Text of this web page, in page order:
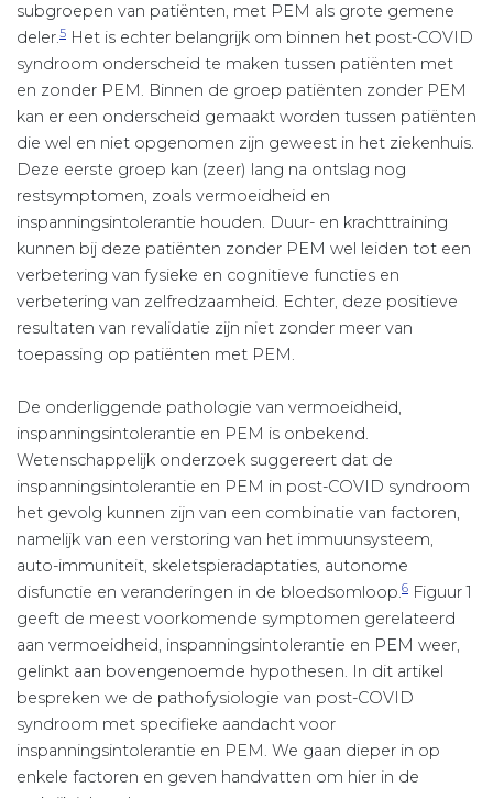
subgroepen van patiënten, met PEM als grote gemene
deler.5 Het is echter belangrijk om binnen het post-COVID
syndroom onderscheid te maken tussen patiënten met
en zonder PEM. Binnen de groep patiënten zonder PEM
kan er een onderscheid gemaakt worden tussen patiënten
die wel en niet opgenomen zijn geweest in het ziekenhuis.
Deze eerste groep kan (zeer) lang na ontslag nog
restsymptomen, zoals vermoeidheid en
inspanningsintolerantie houden. Duur- en krachttraining
kunnen bij deze patiënten zonder PEM wel leiden tot een
verbetering van fysieke en cognitieve functies en
verbetering van zelfredzaamheid. Echter, deze positieve
resultaten van revalidatie zijn niet zonder meer van
toepassing op patiënten met PEM.
De onderliggende pathologie van vermoeidheid,
inspanningsintolerantie en PEM is onbekend.
Wetenschappelijk onderzoek suggereert dat de
inspanningsintolerantie en PEM in post-COVID syndroom
het gevolg kunnen zijn van een combinatie van factoren,
namelijk van een verstoring van het immuunsysteem,
auto-immuniteit, skeletspieradaptaties, autonome
disfunctie en veranderingen in de bloedsomloop.6 Figuur 1
geeft de meest voorkomende symptomen gerelateerd
aan vermoeidheid, inspanningsintolerantie en PEM weer,
gelinkt aan bovengenoemde hypothesen. In dit artikel
bespreken we de pathofysiologie van post-COVID
syndroom met specifieke aandacht voor
inspanningsintolerantie en PEM. We gaan dieper in op
enkele factoren en geven handvatten om hier in de